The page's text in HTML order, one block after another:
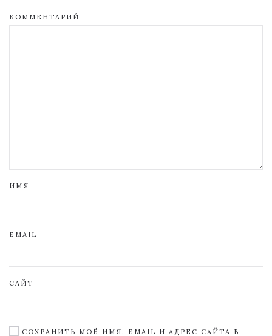
КОММЕНТАРИЙ
ИМЯ
EMAIL
САЙТ
СОХРАНИТЬ МОЁ ИМЯ, EMAIL И АДРЕС САЙТА В